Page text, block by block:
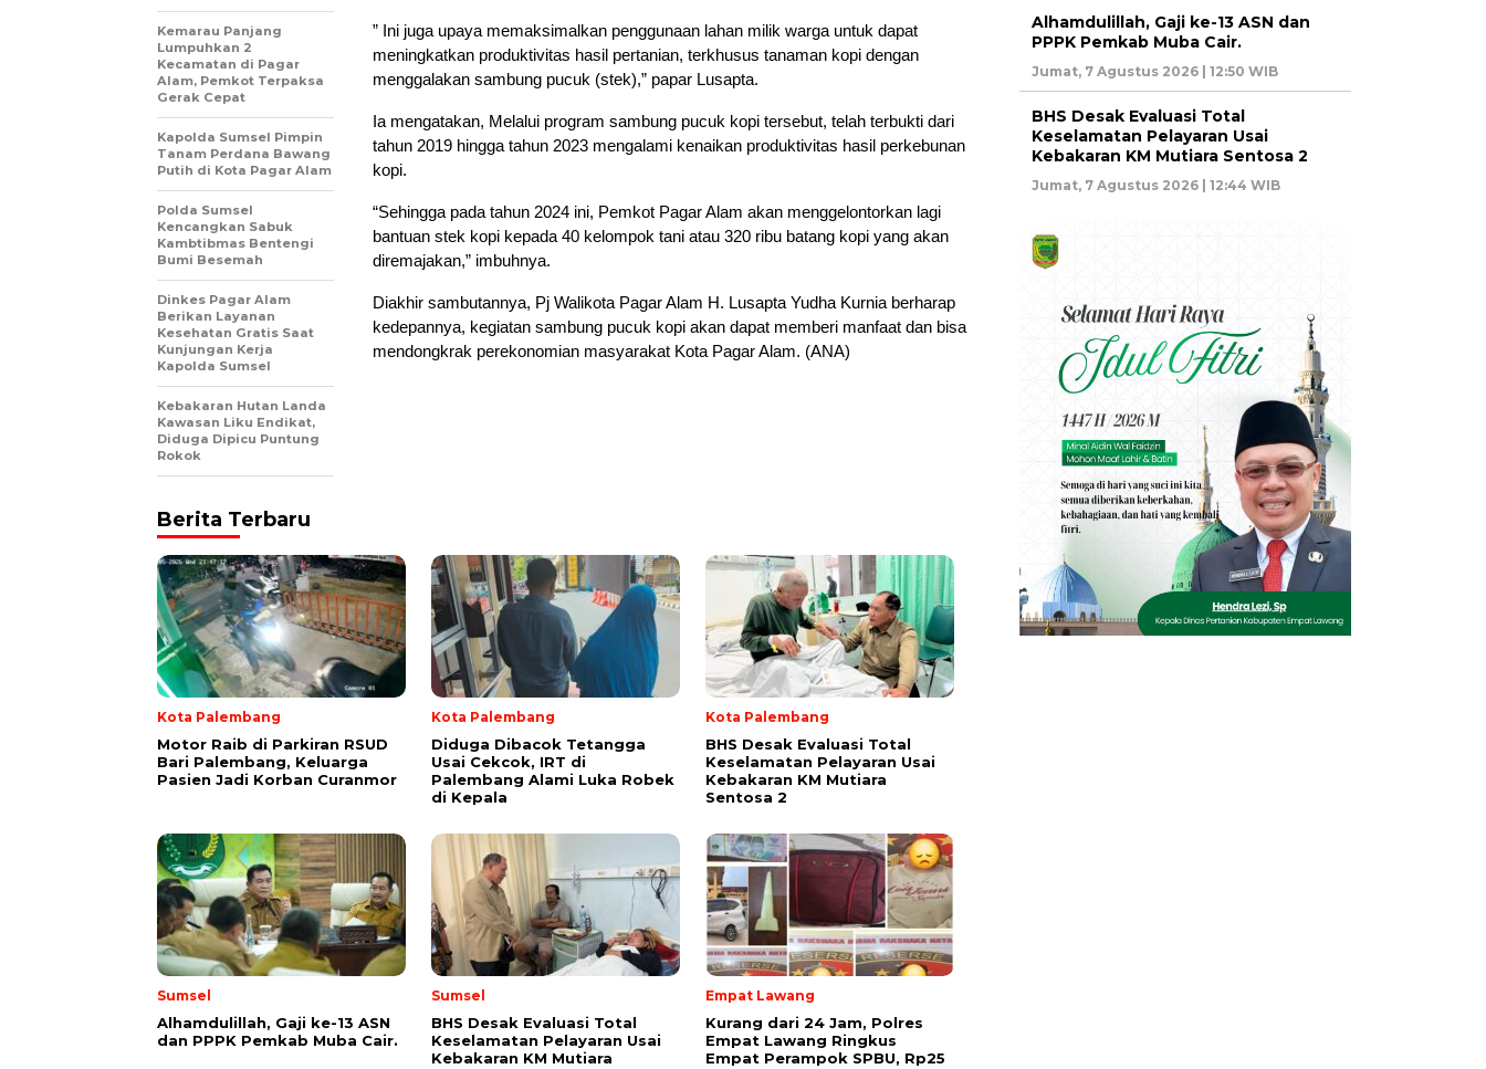
” Ini juga upaya memaksimalkan penggunaan lahan milik warga untuk dapat
meningkatkan produktivitas hasil pertanian, terkhusus tanaman kopi dengan
menggalakan sambung pucuk (stek),” papar Lusapta.
Ia mengatakan, Melalui program sambung pucuk kopi tersebut, telah terbukti dari
tahun 2019 hingga tahun 2023 mengalami kenaikan produktivitas hasil perkebunan
kopi.
“Sehingga pada tahun 2024 ini, Pemkot Pagar Alam akan menggelontorkan lagi
bantuan stek kopi kepada 40 kelompok tani atau 320 ribu batang kopi yang akan
diremajakan,” imbuhnya.
Diakhir sambutannya, Pj Walikota Pagar Alam H. Lusapta Yudha Kurnia berharap
kedepannya, kegiatan sambung pucuk kopi akan dapat memberi manfaat dan bisa
mendongkrak perekonomian masyarakat Kota Pagar Alam. (ANA)
Kemarau Panjang
Lumpuhkan 2
Kecamatan di Pagar
Alam, Pemkot Terpaksa
Gerak Cepat
Kapolda Sumsel Pimpin
Tanam Perdana Bawang
Putih di Kota Pagar Alam
Polda Sumsel
Kencangkan Sabuk
Kambtibmas Bentengi
Bumi Besemah
Dinkes Pagar Alam
Berikan Layanan
Kesehatan Gratis Saat
Kunjungan Kerja
Kapolda Sumsel
Kebakaran Hutan Landa
Kawasan Liku Endikat,
Diduga Dipicu Puntung
Rokok
Berita Terbaru
Kota Palembang
Motor Raib di Parkiran RSUD
Bari Palembang, Keluarga
Pasien Jadi Korban Curanmor
Kota Palembang
Diduga Dibacok Tetangga
Usai Cekcok, IRT di
Palembang Alami Luka Robek
di Kepala
Kota Palembang
BHS Desak Evaluasi Total
Keselamatan Pelayaran Usai
Kebakaran KM Mutiara
Sentosa 2
Sumsel
Alhamdulillah, Gaji ke-13 ASN
dan PPPK Pemkab Muba Cair.
Sumsel
BHS Desak Evaluasi Total
Keselamatan Pelayaran Usai
Kebakaran KM Mutiara
Empat Lawang
Kurang dari 24 Jam, Polres
Empat Lawang Ringkus
Empat Perampok SPBU, Rp25
Alhamdulillah, Gaji ke-13 ASN dan
PPPK Pemkab Muba Cair.
Jumat, 7 Agustus 2026 | 12:50 WIB
BHS Desak Evaluasi Total
Keselamatan Pelayaran Usai
Kebakaran KM Mutiara Sentosa 2
Jumat, 7 Agustus 2026 | 12:44 WIB